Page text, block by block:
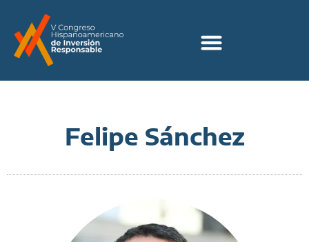
Felipe Sánchez